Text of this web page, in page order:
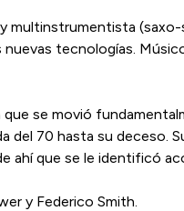
mul­­tinstrumentista
tecnologías.
se movió
del 70 hasta su deceso.
ahí que se le identificó
y Federico Smith.